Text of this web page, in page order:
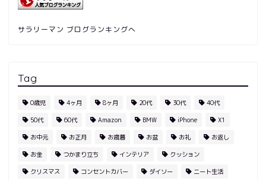
サラリーマン ブログランキングへ
Tag
0歳児 4ヶ月 8ヶ月 20代 30代 40代
50代 60代 Amazon BMW iPhone X1
お中元 お正月 お歳暮 お盆 お礼 お返し
お金 つかまり立ち インテリア クッション
クリスマス コンセントカバー ダイソー ニート生活